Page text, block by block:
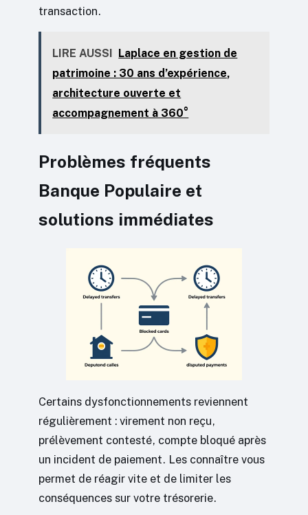
transaction.
LIRE AUSSI Laplace en gestion de
patrimoine : 30 ans d’expérience,
architecture ouverte et
accompagnement à 360°
Problèmes fréquents
Banque Populaire et
solutions immédiates
Certains dysfonctionnements reviennent
régulièrement : virement non reçu,
prélèvement contesté, compte bloqué après
un incident de paiement. Les connaître vous
permet de réagir vite et de limiter les
conséquences sur votre trésorerie.